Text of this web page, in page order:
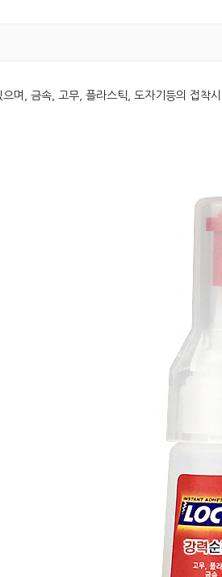
며, 금속, 고무, 플라스틱, 도자기등의 접착